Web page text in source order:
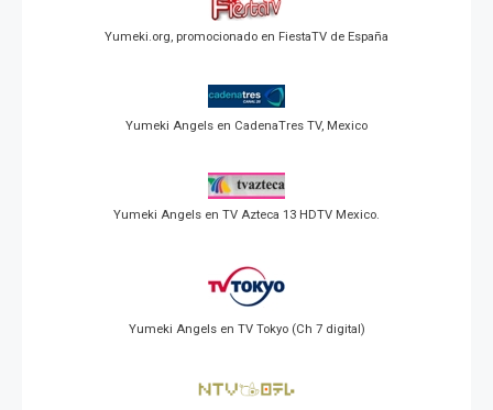
Yumeki.org, promocionado en FiestaTV de España
Yumeki Angels en CadenaTres TV, Mexico
Yumeki Angels en TV Azteca 13 HDTV Mexico.
Yumeki Angels en TV Tokyo (Ch 7 digital)